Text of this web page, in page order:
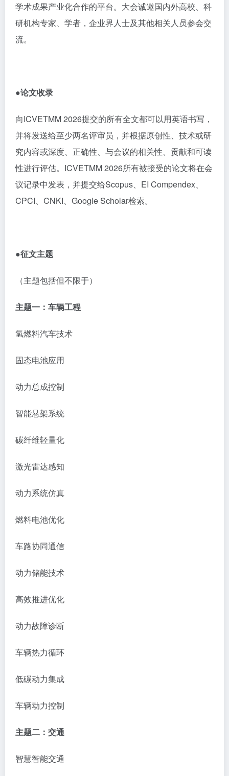
学术成果产业化合作的平台。大会诚邀国内外高校、科
研机构专家、学者，企业界人士及其他相关人员参会交
流。
●论文收录
向ICVETMM 2026提交的所有全文都可以用英语书写，
并将发送给至少两名评审员，并根据原创性、技术或研
究内容或深度、正确性、与会议的相关性、贡献和可读
性进行评估。 ICVETMM 2026所有被接受的论文将在会
议记录中发表，并提交给Scopus、 EI Compendex、
CPCI、 CNKI、 Google Scholar检索。
●征文主题
（主题包括但不限于）
主题一：车辆工程
氢燃料汽车技术
固态电池应用
动力总成控制
智能悬架系统
碳纤维轻量化
激光雷达感知
动力系统仿真
燃料电池优化
车路协同通信
动力储能技术
高效推进优化
动力故障诊断
车辆热力循环
低碳动力集成
车辆动力控制
主题二：交通
智慧智能交通